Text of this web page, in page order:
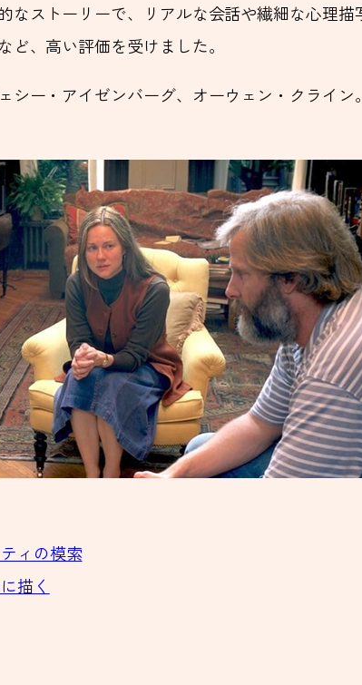
なストーリーで、リアルな会話や繊細な心理
、高い評価を受けました。
シー・アイゼンバーグ、オーウェン・クライ
ィの模索
描く